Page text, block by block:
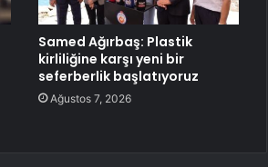
Samed Ağırbaş: Plastik
kirliliğine karşı yeni bir
seferberlik başlatıyoruz
Ağustos 7, 2026